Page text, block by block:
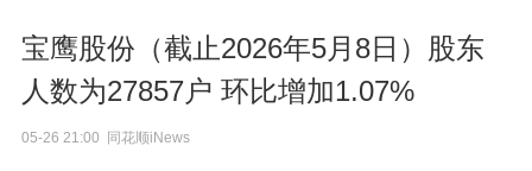
宝鹰股份（截止2026年5月8日）股东
人数为27857户 环比增加1.07%
05-26 21:00 同花顺iNews